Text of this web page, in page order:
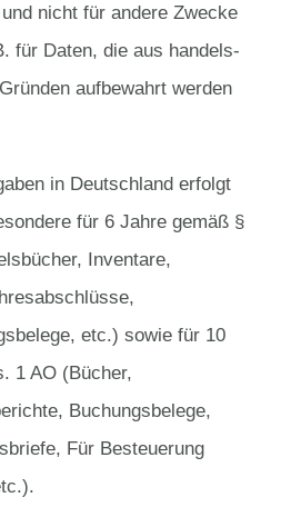
nicht für andere Zwecke
für Daten, die aus handels-
aufbewahrt werden
in Deutschland erfolgt
für 6 Jahre gemäß §
Inventare,
etc.) sowie für 10
1 AO (Bücher,
Buchungsbelege,
Für Besteuerung